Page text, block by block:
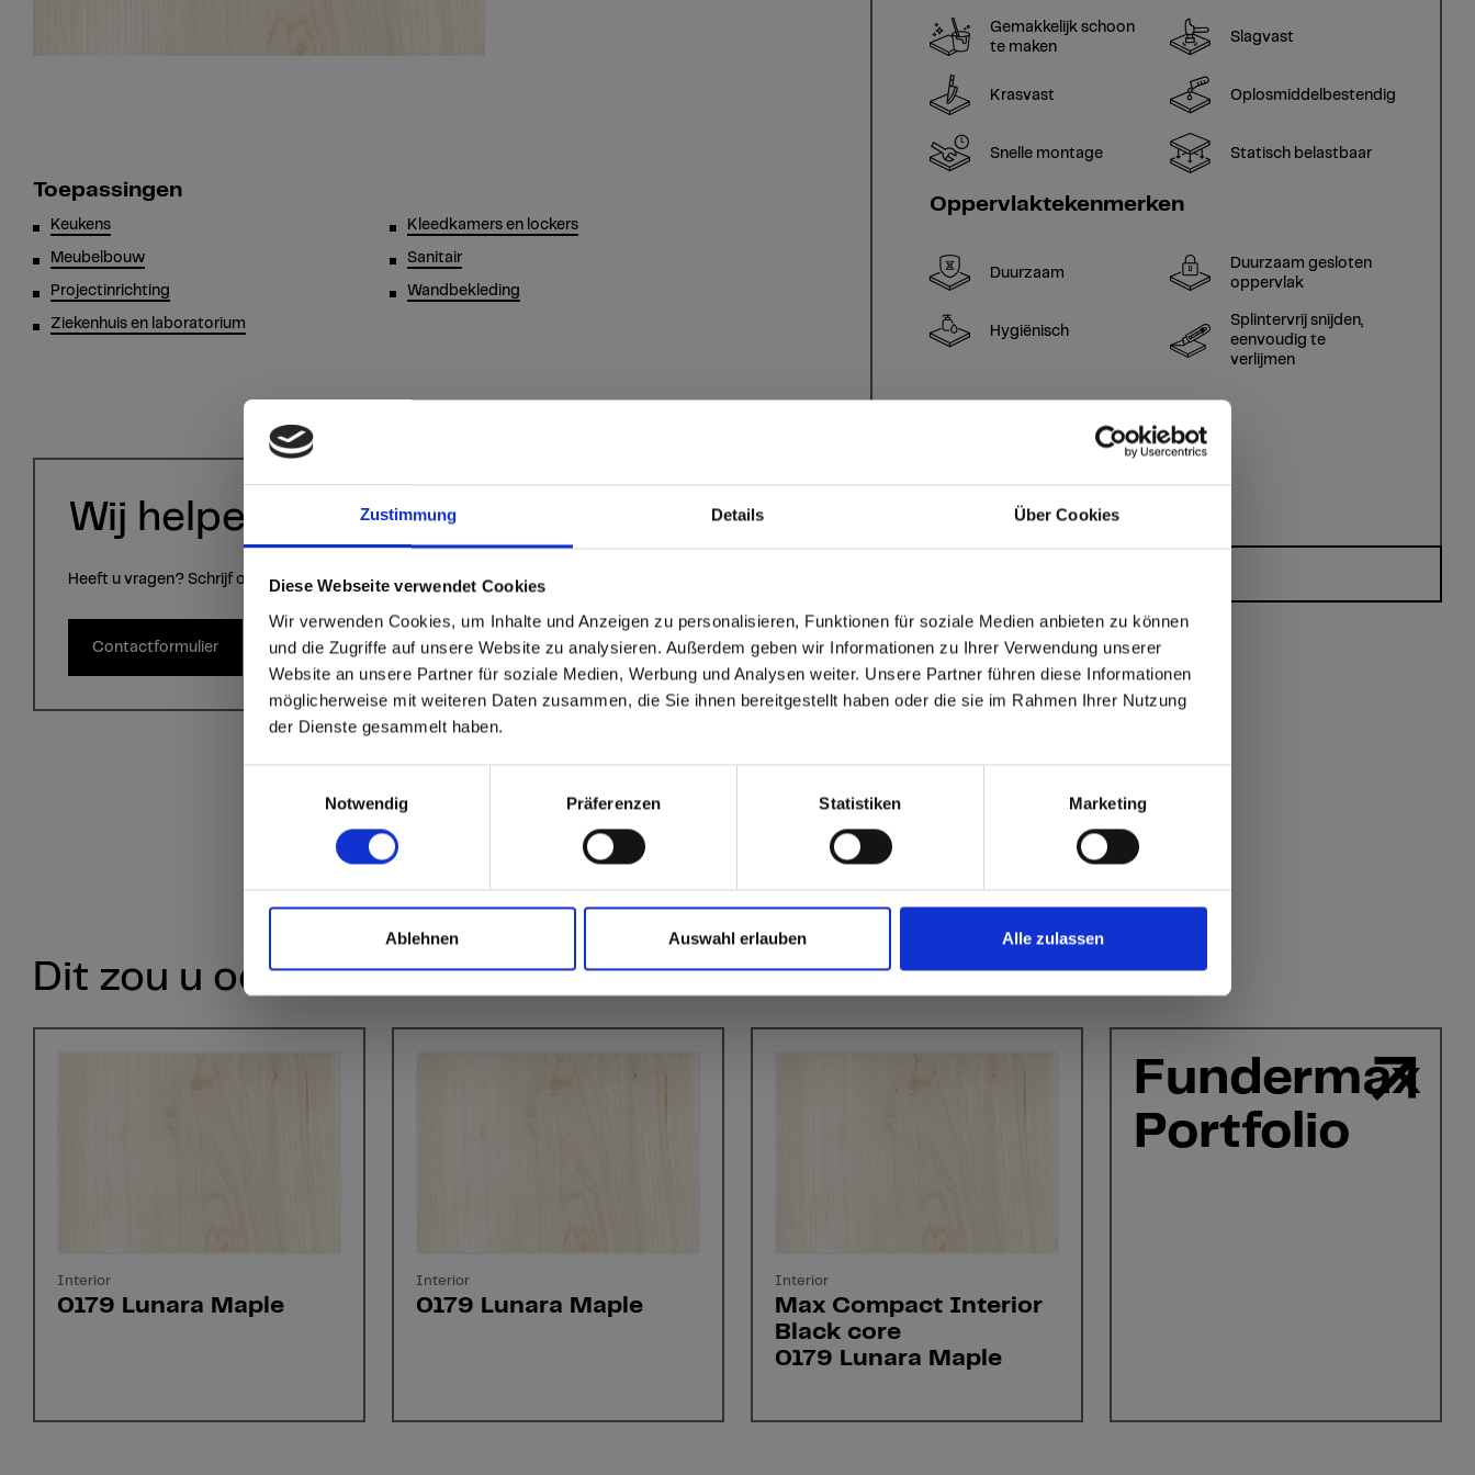
Zustimmung Details Über Cookies
Diese Webseite verwendet Cookies
Wir verwenden Cookies, um Inhalte und Anzeigen zu personalisieren, Funktionen für soziale Medien anbieten zu können
und die Zugriffe auf unsere Website zu analysieren. Außerdem geben wir Informationen zu Ihrer Verwendung unserer
Website an unsere Partner für soziale Medien, Werbung und Analysen weiter. Unsere Partner führen diese Informationen
möglicherweise mit weiteren Daten zusammen, die Sie ihnen bereitgestellt haben oder die sie im Rahmen Ihrer Nutzung
der Dienste gesammelt haben.
Notwendig
Präferenzen Statistiken Marketing
Ablehnen Auswahl erlauben Alle zulassen
sr.modal is not closeable
Are you based in the Verenigde
Staten?
Go to the Fundermax North America website directly from here or discover what Fundermax offers in Europe
and the rest of the world!
Click here to go to the Fundermax North America Website Europe / Rest of the World
Toepassingen
Keukens
Meubelbouw
Projectinrichting
Ziekenhuis en laboratorium
Kleedkamers en lockers
Sanitair
Wandbekleding
Wij helpen u graag!
Heeft u vragen? Schrijf ons via het contactformulier.
Contactformulier
Gemakkelijk schoon
te maken
Slagvast
Krasvast Oplosmiddelbestendig
Snelle montage Statisch belastbaar
Oppervlaktekenmerken
Duurzaam
Duurzaam gesloten
oppervlak
Hygiënisch
Splintervrij snijden,
eenvoudig te
verlijmen
Dit zou u ook kunnen interesseren:
Interior
0179 Lunara Maple
Interior
0179 Lunara Maple
Interior
Max Compact Interior
Black core
0179 Lunara Maple
Fundermax
Portfolio